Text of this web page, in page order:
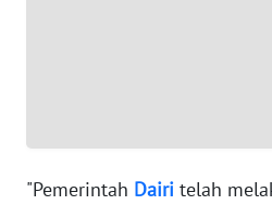
"Pemerintah Dairi telah
WN